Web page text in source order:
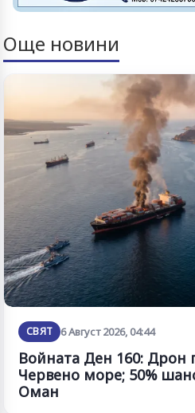
Още новини
СВЯТ 6 Август 2026, 04:44
Войната Ден 160: Дрон
Червено море; 50%
Оман